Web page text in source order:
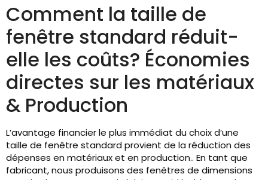
Comment la taille de
fenêtre standard réduit-
elle les coûts? Économies
directes sur les matériaux
& Production
L’avantage financier le plus immédiat du choix d’une
taille de fenêtre standard provient de la réduction des
dépenses en matériaux et en production.. En tant que
fabricant, nous produisons des fenêtres de dimensions